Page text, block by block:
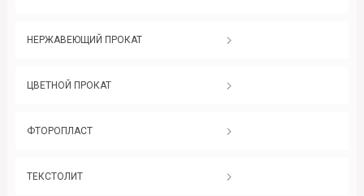
НЕРЖАВЕЮЩИЙ ПРОКАТ
ЦВЕТНОЙ ПРОКАТ
ФТОРОПЛАСТ
ТЕКСТОЛИТ